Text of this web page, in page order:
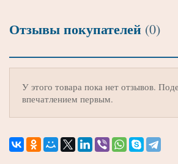
Отзывы покупателей (0)
У этого товара пока нет отзывов.
впечатлением первым.